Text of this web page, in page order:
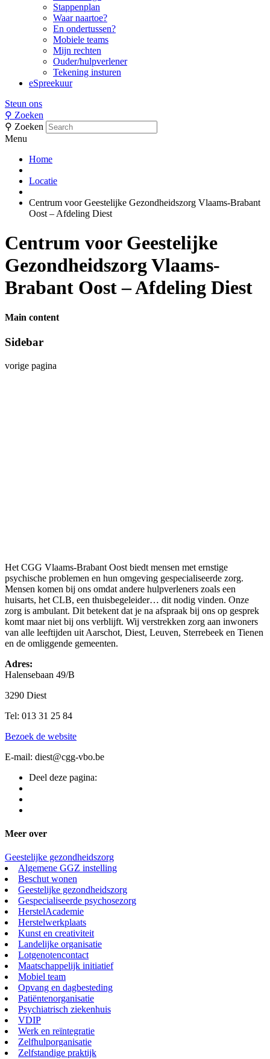
Stappenplan
Waar naartoe?
En ondertussen?
Mobiele teams
Mijn rechten
Ouder/hulpverlener
Tekening insturen
eSpreekuur
Steun ons
⚲ Zoeken
⚲ Zoeken
Menu
Home
Locatie
Centrum voor Geestelijke Gezondheidszorg Vlaams-Brabant
Oost – Afdeling Diest
Centrum voor Geestelijke
Gezondheidszorg Vlaams-
Brabant Oost – Afdeling Diest
Main content
Sidebar
vorige pagina
Het CGG Vlaams-Brabant Oost biedt mensen met ernstige
psychische problemen en hun omgeving gespecialiseerde zorg.
Mensen komen bij ons omdat andere hulpverleners zoals een
huisarts, het CLB, een thuisbegeleider… dit nodig vinden. Onze
zorg is ambulant. Dit betekent dat je na afspraak bij ons op gesprek
komt maar niet bij ons verblijft. Wij verstrekken zorg aan inwoners
van alle leeftijden uit Aarschot, Diest, Leuven, Sterrebeek en Tienen
en de omliggende gemeenten.
Adres:
Halensebaan 49/B
3290 Diest
Tel: 013 31 25 84
Bezoek de website
E-mail: diest@cgg-vbo.be
Deel deze pagina:
Meer over
Geestelijke gezondheidszorg
Algemene GGZ instelling
Beschut wonen
Geestelijke gezondheidszorg
Gespecialiseerde psychosezorg
HerstelAcademie
Herstelwerkplaats
Kunst en creativiteit
Landelijke organisatie
Lotgenotencontact
Maatschappelijk initiatief
Mobiel team
Opvang en dagbesteding
Patiëntenorganisatie
Psychiatrisch ziekenhuis
VDIP
Werk en reïntegratie
Zelfhulporganisatie
Zelfstandige praktijk